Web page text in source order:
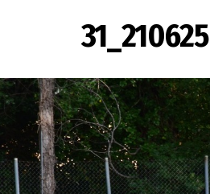
31_210625